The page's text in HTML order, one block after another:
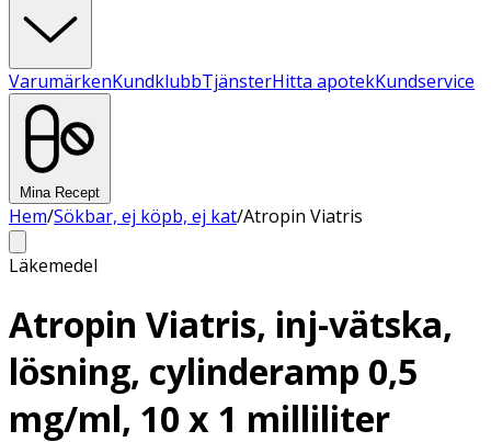
VarumärkenKundklubbTjänsterHitta apotekKundservice
Mina Recept
Hem/Sökbar, ej köpb, ej kat/Atropin Viatris
Läkemedel
Atropin Viatris, inj-vätska,
lösning, cylinderamp 0,5
mg/ml, 10 x 1 milliliter